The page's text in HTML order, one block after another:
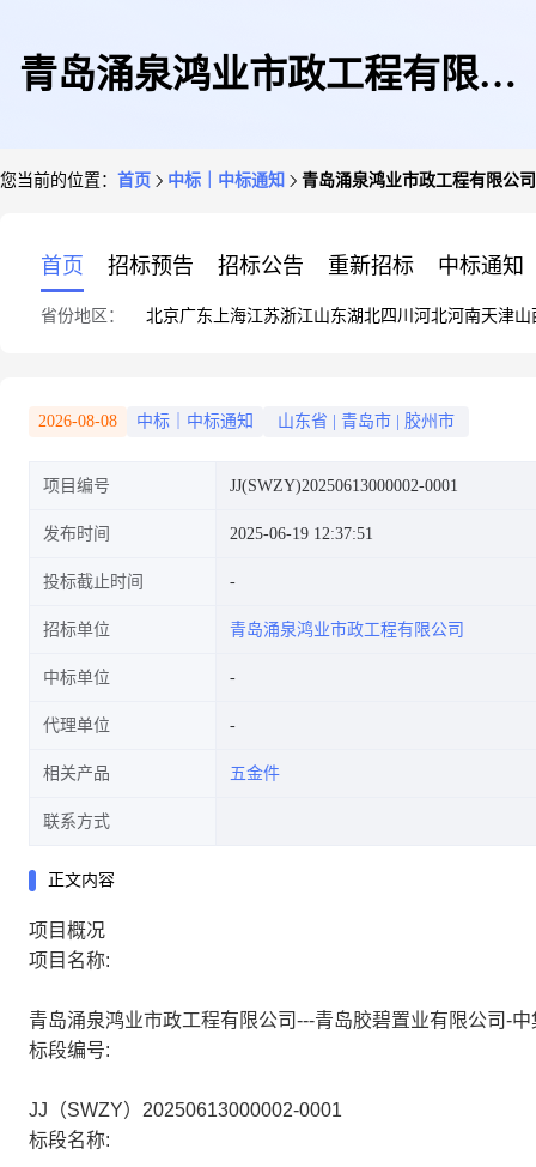
青岛涌泉鸿业市政工程有限公
果公示
您当前的位置： 首页 中标｜中标通知 青岛涌泉鸿业市政工程有限公
首页 招标预告 招标公告 重新招标 中标通知
省份地区： 北京广东 上海江苏浙江山东湖北四川 河北河南天津山
2026-08-08 中标｜中标通知 山东省 青岛市 胶州市
项目编号 JJ(SWZY)20250613000002-0001
发布时间 2025-06-19 12:37:51
投标截止时间
招标单位 青岛涌泉鸿业市政工程有限公司
中标单位
代理单位
相关产品 五金件
联系方式
正文内容
项目概况
项目名称:
青岛涌泉鸿业市政工程有限公司---青岛胶碧置业有限公司-
标段编号:
JJ（SWZY）20250613000002-0001
标段名称: